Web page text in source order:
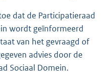
dat de Participatieraad
wordt geïnformeerd
van het gevraagd of
advies door de
Sociaal Domein.